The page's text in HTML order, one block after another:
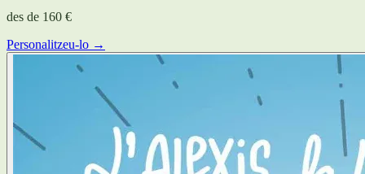
des de 160 €
Personalitzeu-lo →